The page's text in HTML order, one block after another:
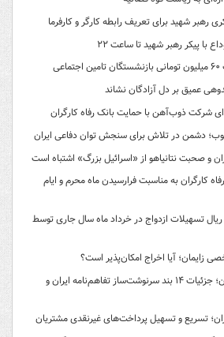
رهبر شهید برای تعریف رابطه کارگر و کارفرما
با پیکر رهبر شهید تا ساعت ۲۲
عمیق بر دل آزادگان نشاند
شرکت ذوب‌آهن با حمایت‌ بانک رفاه کارگران
دشمن در تلاش برای سنجش توان دفاعی ایران
و صحبت نتانیاهو از «اسرائیل بزرگ» اشتباه است
کارگران به مناسبت فرارسیدن ماه محرم و ایام
۱۱,۰۰۰ میلیارد ریال تسهیلات ازدواج در خرداد ماه سال جاری توسط
زایمان؛ آیا اخراج امکان‌پذیر است؟
فصل نوین در دیپلماسی ایران؛ جزئیات ۱۴ بند سرنوشت‌ساز تفاهم‌نامه ایران و
تسریع و تسهیل پرداخت‌های غیرنقدی مشتریان